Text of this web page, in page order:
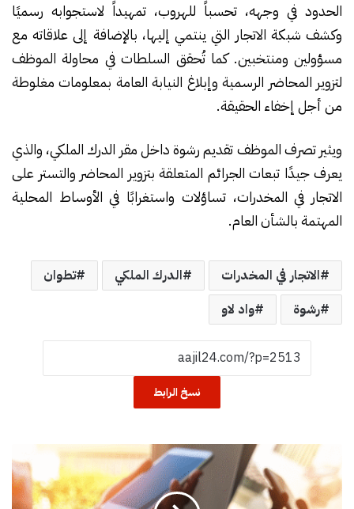
الحدود في وجهه، تحسباً للهروب، تمهيداً لاستجوابه رسميًا
وكشف شبكة الاتجار التي ينتمي إليها، بالإضافة إلى علاقاته مع
مسؤولين ومنتخبين. كما تُحقق السلطات في محاولة الموظف
لتزوير المحاضر الرسمية وإبلاغ النيابة العامة بمعلومات مغلوطة
من أجل إخفاء الحقيقة.
ويثير تصرف الموظف تقديم رشوة داخل مقر الدرك الملكي، والذي
يعرف جيدًا تبعات الجرائم المتعلقة بتزوير المحاضر والتستر على
الاتجار في المخدرات، تساؤلات واستغرابًا في الأوساط المحلية
المهتمة بالشأن العام.
الاتجار في المخدرات الدرك الملكي
تطوان
رشوة
واد لاو
نسخ الرابط
ح
ق
ي